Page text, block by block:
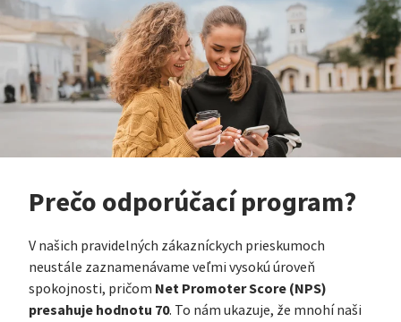
Prečo odporúčací program?
V našich pravidelných zákazníckych prieskumoch
neustále zaznamenávame veľmi vysokú úroveň
spokojnosti, pričom Net Promoter Score (NPS)
presahuje hodnotu 70. To nám ukazuje, že mnohí naši